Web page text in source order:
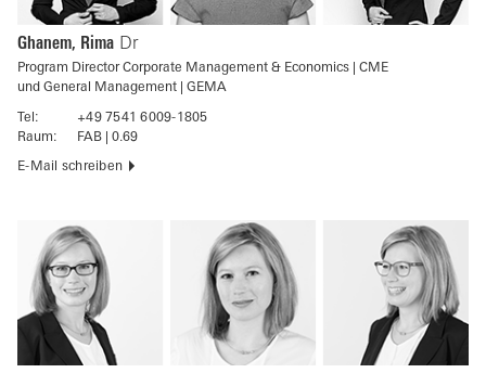
Ghanem, Rima Dr
Program Director Corporate Management & Economics | CME
und General Management | GEMA
Tel:
+49 7541 6009-1805
Raum:
FAB | 0.69
E-Mail schreiben